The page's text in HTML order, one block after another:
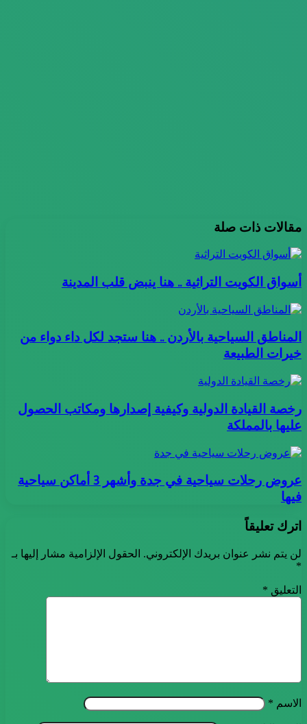
مقالات ذات صلة
أسواق الكويت التراثية .. هنا ينبض قلب المدينة
المناطق السياحية بالأردن .. هنا ستجد لكل داء دواء من
خيرات الطبيعة
رخصة القيادة الدولية وكيفية إصدارها ومكاتب الحصول
عليها بالمملكة
عروض رحلات سياحية في جدة وأشهر 3 أماكن سياحية
فيها
اترك تعليقاً
لن يتم نشر عنوان بريدك الإلكتروني. الحقول الإلزامية مشار إليها بـ
*
التعليق *
الاسم *